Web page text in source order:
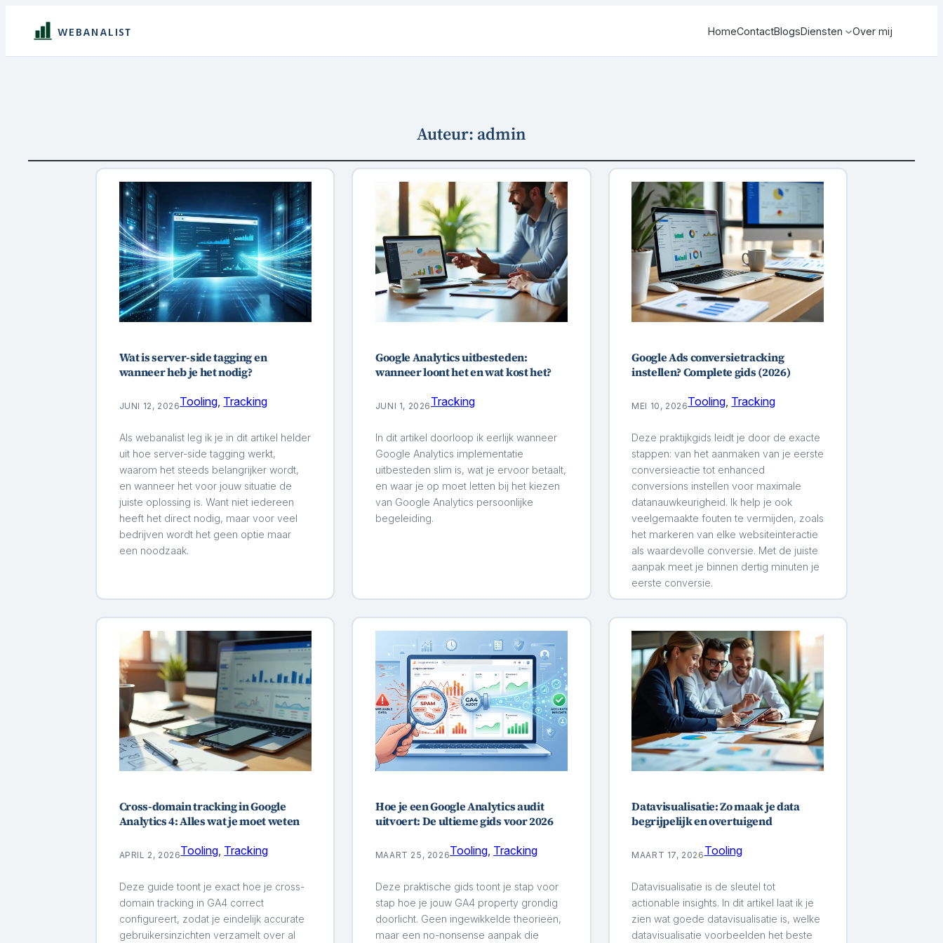
WEBANALIST HomeContactBlogsDiensten Over mij
Auteur: admin
Wat is server-side tagging en
wanneer heb je het nodig?
JUNI 12, 2026Tooling Tracking
Als webanalist leg ik je in dit artikel helder
uit hoe server-side tagging werkt,
waarom het steeds belangrijker wordt,
en wanneer het voor jouw situatie de
juiste oplossing is. Want niet iedereen
heeft het direct nodig, maar voor veel
bedrijven wordt het geen optie maar
een noodzaak.
Google Analytics uitbesteden:
wanneer loont het en wat kost het?
JUNI 1, 2026Tracking
In dit artikel doorloop ik eerlijk wanneer
Google Analytics implementatie
uitbesteden slim is, wat je ervoor betaalt,
en waar je op moet letten bij het kiezen
van Google Analytics persoonlijke
begeleiding.
Google Ads conversietracking
instellen? Complete gids (2026)
MEI 10, 2026Tooling Tracking
Deze praktijkgids leidt je door de exacte
stappen: van het aanmaken van je eerste
conversieactie tot enhanced
conversions instellen voor maximale
datanauwkeurigheid. Ik help je ook
veelgemaakte fouten te vermijden, zoals
het markeren van elke websiteinteractie
als waardevolle conversie. Met de juiste
aanpak meet je binnen dertig minuten je
eerste conversie.
Cross-domain tracking in Google
Analytics 4: Alles wat je moet weten
APRIL 2, 2026Tooling Tracking
Deze guide toont je exact hoe je cross-
domain tracking in GA4 correct
configureert, zodat je eindelijk accurate
gebruikersinzichten verzamelt over al
Hoe je een Google Analytics audit
uitvoert: De ultieme gids voor 2026
MAART 25, 2026Tooling Tracking
Deze praktische gids toont je stap voor
stap hoe je jouw GA4 property grondig
doorlicht. Geen ingewikkelde theorieën,
maar een no-nonsense aanpak die
Datavisualisatie: Zo maak je data
begrijpelijk en overtuigend
MAART 17, 2026Tooling
Datavisualisatie is de sleutel tot
actionable insights. In dit artikel laat ik je
zien wat goede datavisualisatie is, welke
datavisualisatie voorbeelden het beste